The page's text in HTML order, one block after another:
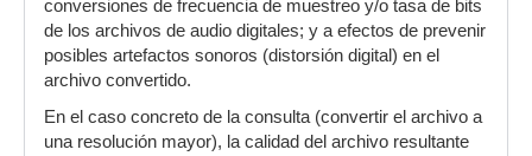
conversiones de frecuencia de muestreo y/o tasa de bits
de los archivos de audio digitales; y a efectos de prevenir
posibles artefactos sonoros (distorsión digital) en el
archivo convertido.
En el caso concreto de la consulta (convertir el archivo a
una resolución mayor), la calidad del archivo resultante